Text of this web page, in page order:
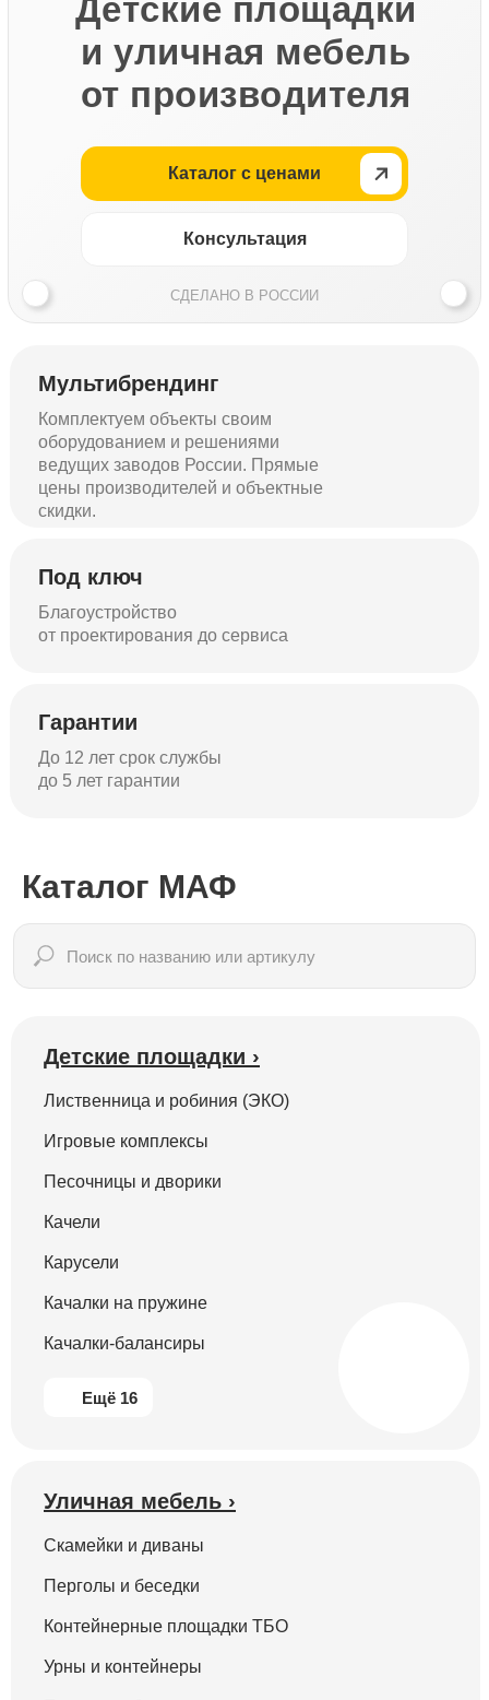
Детские площадки
и уличная мебель
от производителя
Консультация
Каталог с ценами
Мультибрендинг
Комплектуем объекты своим
оборудованием и решениями
ведущих заводов России. Прямые
цены производителей и объектные
скидки.
Под ключ
Благоустройство
от проектирования до сервиса
Гарантии
До 12 лет срок службы
до 5 лет гарантии
СДЕЛАНО В РОССИИ
Каталог МАФ
Детские площадки ›
Лиственница и робиния (ЭКО)
Игровые комплексы
Песочницы и дворики
Качели
Карусели
Качалки на пружине
Качалки-балансиры
Ещё 16
Уличная мебель ›
Скамейки и диваны
Перголы и беседки
Контейнерные площадки ТБО
Урны и контейнеры